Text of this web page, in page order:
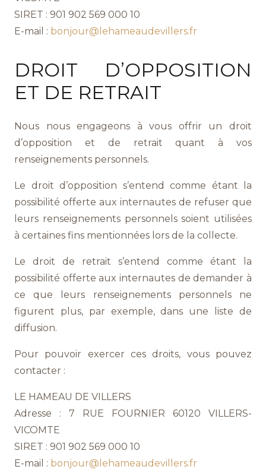
SIRET : 901 902 569 000 10
E-mail : bonjour@lehameaudevillers.fr
DROIT D’OPPOSITION
ET DE RETRAIT
Nous nous engageons à vous offrir un droit
d’opposition et de retrait quant à vos
renseignements personnels.
Le droit d’opposition s’entend comme étant la
possibilité offerte aux internautes de refuser que
leurs renseignements personnels soient utilisées
à certaines fins mentionnées lors de la collecte.
Le droit de retrait s’entend comme étant la
possibilité offerte aux internautes de demander à
ce que leurs renseignements personnels ne
figurent plus, par exemple, dans une liste de
diffusion.
Pour pouvoir exercer ces droits, vous pouvez
contacter :
LE HAMEAU DE VILLERS
Adresse : 7 RUE FOURNIER 60120 VILLERS-
VICOMTE
SIRET : 901 902 569 000 10
E-mail : bonjour@lehameaudevillers.fr